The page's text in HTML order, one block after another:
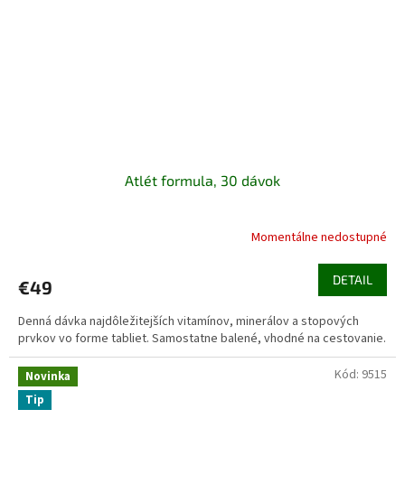
Atlét formula, 30 dávok
Momentálne nedostupné
€49 DETAIL
Denná dávka najdôležitejších vitamínov, minerálov a stopových
prvkov vo forme tabliet. Samostatne balené, vhodné na cestovanie.
Novinka
Tip
Kód: 9515